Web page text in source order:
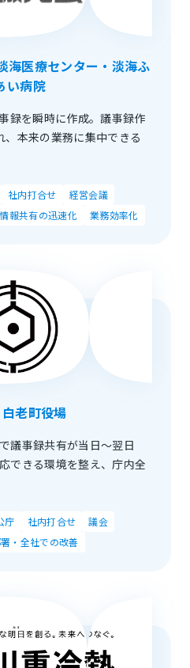
海医療センター・淡海ふ
い病院
録を瞬時に作成。議事録作
本来の業務に集中できる
社内打合せ
経営会議
情報共有の迅速化 業務効率化
老町役場
議事録共有が当日〜翌日
できる環境を整え、庁内全
庁 社内打合せ
議会
・全社での改善